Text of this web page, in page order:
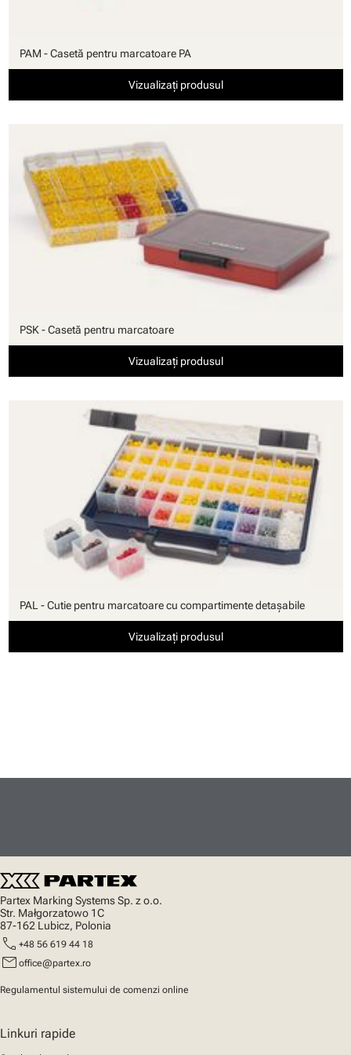
PAM - Casetă pentru marcatoare PA
Vizualizați produsul
PSK - Casetă pentru marcatoare
Vizualizați produsul
PAL - Cutie pentru marcatoare cu compartimente detaşabile
Vizualizați produsul
Partex Marking Systems Sp. z o.o.
Str. Małgorzatowo 1C
87-162 Lubicz, Polonia
call +48 56 619 44 18
mail office@partex.ro
Regulamentul sistemului de comenzi online
Linkuri rapide